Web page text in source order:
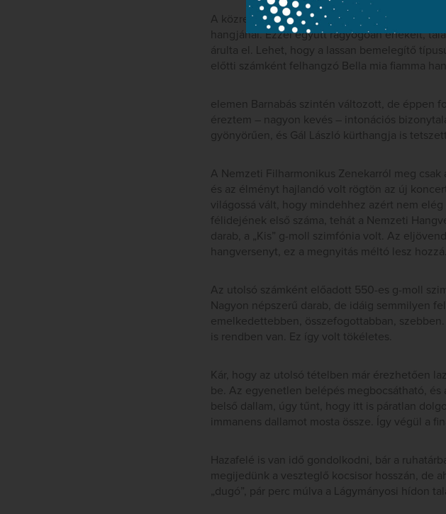
A közreműködő szólisták közül Rost Andrea
hangjánál. Ezzel együtt ragyogóan énekelt,
árulta el. Lehet, hogy a lassan bemelegítő
előtti számként felhangzó Bella mia fiamma
elemen Barnabás szintén változott, de éppen
éreztem – nagyon kevés – intonációs
gyönyörűen, és Gál László kürthangja is tetszett.
A Nemzeti Filharmonikus Zenekarról meg
és az élményt hajlandó volt rögtön az új
világossá vált, hogy mindehhez azért nem
félidejének első száma, tehát a Nemzeti
darab, a „Kis” g-moll szimfónia volt. Az
hangversenyt, ez a megnyitás méltó lesz
Az utolsó számként előadott 550-es g-moll
Nagyon népszerű darab, de idáig semmilyen
emelkedettebben, összefogottabban,
is rendben van. Ez így volt tökéletes.
Kár, hogy az utolsó tételben már érezhetően
be. Az egyenetlen belépés megbocsátható,
belső dallam, úgy tűnt, hogy itt is páratlan
immanens dallamot mosta össze. Így végül a
Hazafelé is van idő gondolkodni, bár a
megijedünk a veszteglő kocsisor hosszán, de
„dugó”, pár perc múlva a Lágymányosi hídon